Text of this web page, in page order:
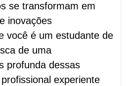
se transformam em
inovações
você é um estudante de
de uma
profunda dessas
experiente